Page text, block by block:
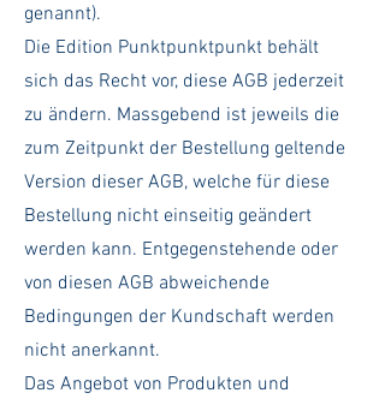
genannt).
Die Edition Punktpunktpunkt behält
sich das Recht vor, diese AGB jederzeit
zu ändern. Massgebend ist jeweils die
zum Zeitpunkt der Bestellung geltende
Version dieser AGB, welche für diese
Bestellung nicht einseitig geändert
werden kann. Entgegenstehende oder
von diesen AGB abweichende
Bedingungen der Kundschaft werden
nicht anerkannt.
Das Angebot von Produkten und